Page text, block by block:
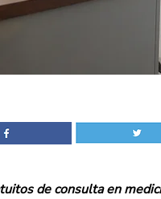
de consulta en